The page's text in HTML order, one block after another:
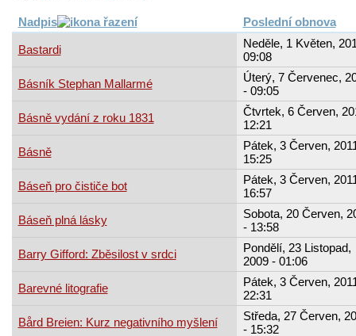
Nadpis Poslední obnova
Bastardi
Neděle, 1 Květen,
09:08
Básník Stephan Mallarmé
Úterý, 7 Červenec,
- 09:05
Básně vydání z roku 1831
Čtvrtek, 6 Červen,
12:21
Básně
Pátek, 3 Červen,
15:25
Báseň pro čističe bot
Pátek, 3 Červen,
16:57
Báseň plná lásky
Sobota, 20 Červen,
- 13:58
Barry Gifford: Zběsilost v srdci
Pondělí, 23 Listopad,
2009 - 01:06
Barevné litografie
Pátek, 3 Červen,
22:31
Bård Breien: Kurz negativního myšlení
Středa, 27 Červen,
- 15:32